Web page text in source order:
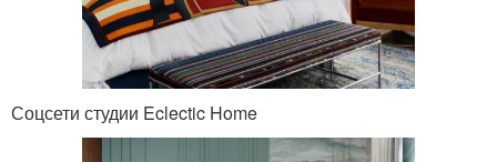
Соцсети студии Eclectic Home